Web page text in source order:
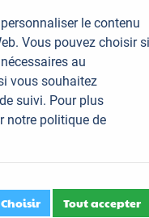
le contenu
Vous pouvez choisir si
au
vous souhaitez
suivi. Pour plus
notre politique de
Choisir Tout accepter